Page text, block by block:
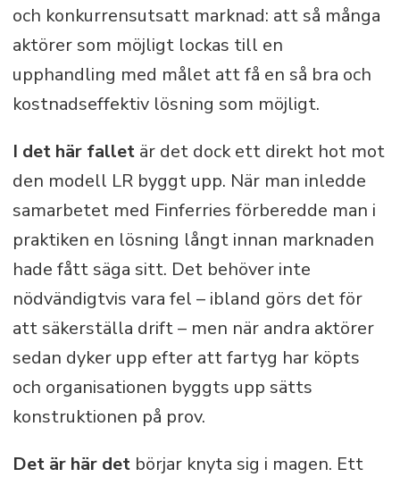
och konkurrensutsatt marknad: att så många
aktörer som möjligt lockas till en
upphandling med målet att få en så bra och
kostnadseffektiv lösning som möjligt.
I det här fallet är det dock ett direkt hot mot
den modell LR byggt upp. När man inledde
samarbetet med Finferries förberedde man i
praktiken en lösning långt innan marknaden
hade fått säga sitt. Det behöver inte
nödvändigtvis vara fel – ibland görs det för
att säkerställa drift – men när andra aktörer
sedan dyker upp efter att fartyg har köpts
och organisationen byggts upp sätts
konstruktionen på prov.
Det är här det börjar knyta sig i magen. Ett